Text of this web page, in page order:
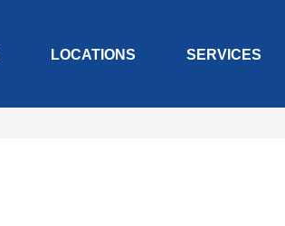
LOCATIONS SERVICES